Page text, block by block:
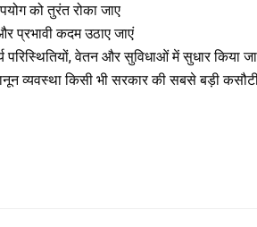
को तुरंत रोका जाए
प्रभावी कदम उठाए जाएं
परिस्थितियों, वेतन और सुविधाओं में सुधार किया
व्यवस्था किसी भी सरकार की सबसे बड़ी